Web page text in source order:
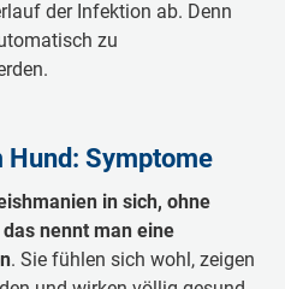
der Infektion ab. Denn
zu
Symptome
in sich, ohne
nennt man eine
. Sie fühlen sich wohl, zeigen